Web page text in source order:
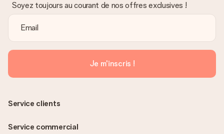
Soyez toujours au courant de nos offres exclusives !
Je m'inscris !
Service clients
Service commercial